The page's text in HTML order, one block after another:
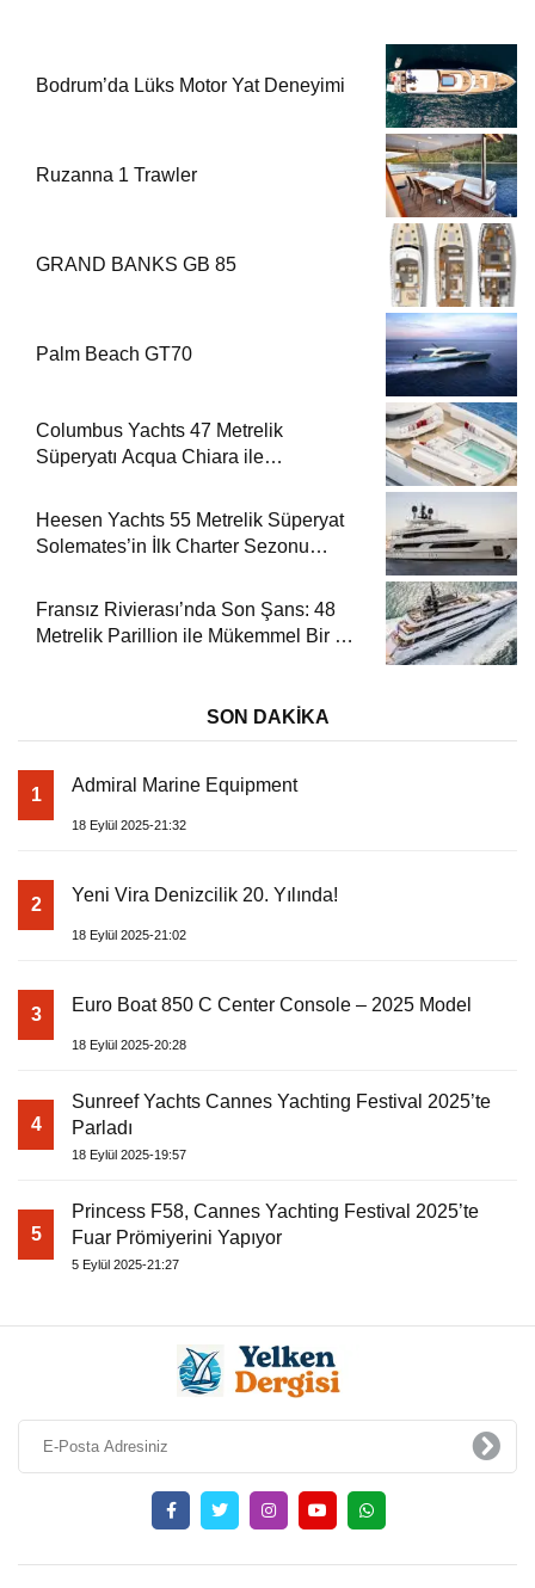
Bodrum’da Lüks Motor Yat Deneyimi
Ruzanna 1 Trawler
GRAND BANKS GB 85
Palm Beach GT70
Columbus Yachts 47 Metrelik
Süperyatı Acqua Chiara ile
Heesen Yachts 55 Metrelik Süperyat
Solemates’in İlk Charter Sezonu
Fransız Rivierası’nda Son Şans: 48
Metrelik Parillion ile Mükemmel Bir Yat
SON DAKİKA
1 Admiral Marine Equipment
18 Eylül 2025-21:32
2 Yeni Vira Denizcilik 20. Yılında!
18 Eylül 2025-21:02
3 Euro Boat 850 C Center Console – 2025 Model
18 Eylül 2025-20:28
4
Sunreef Yachts Cannes Yachting Festival 2025’te
Parladı
18 Eylül 2025-19:57
5
Princess F58, Cannes Yachting Festival 2025’te
Fuar Prömiyerini Yapıyor
5 Eylül 2025-21:27